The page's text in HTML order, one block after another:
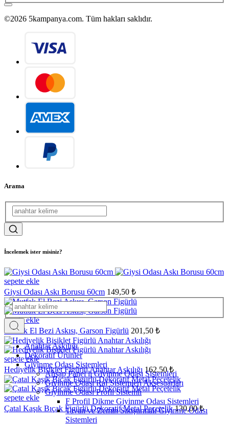
©2026 5kampanya.com. Tüm hakları saklıdır.
Arama
İncelemek ister misiniz?
sepete ekle
Giysi Odası Askı Borusu 60cm 149,50 ₺
sepete ekle
Mutfak El Bezi Askısı, Garson Figürlü 201,50 ₺
sepete ekle
Hediyelik Bisiklet Figürlü Anahtar Askılığı 162,50 ₺
sepete ekle
Çatal Kaşık Bıçak Figürlü Dekoratif Metal Peçetelik 130,00 ₺
Anahtar Askılığı
Dekoratif Ürünler
Giyinme Odası Sistemleri
Ahşap Panel li Giyinme Odası Sistemleri
Giyinme Odası Raf Sistemleri Aksesuarları
Giyinme Odası Profil Sistemli
F Profil Dikme Giyinme Odası Sistemleri
Tavan ve Zemin Sıkıştırmalı Giyinme Odası
Sistemleri